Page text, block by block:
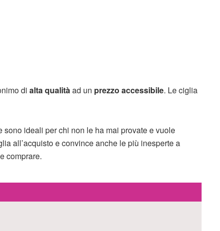
di alta qualità ad un prezzo accessibile. Le ciglia
sono ideali per chi non le ha mai provate e vuole
all’acquisto e convince anche le più inesperte a
comprare.